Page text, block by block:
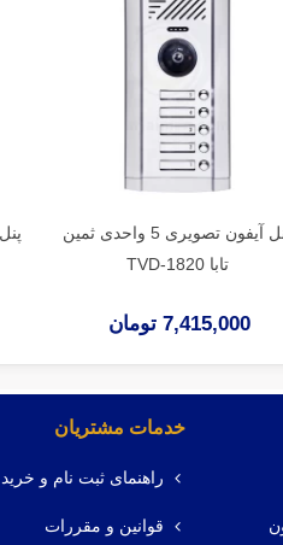
پنل آیفون تصویری 5 واحدی ثمین
تابا TVD-1820
7,415,000 تومان
خدمات مشتریان
راهنمای ثبت نام و خرید
قوانین و مقررات